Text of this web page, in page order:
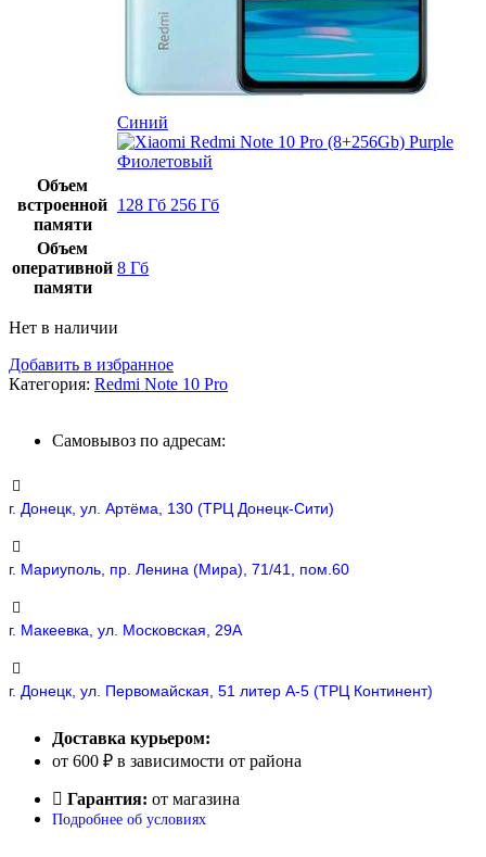
Синий
Фиолетовый
Объем
встроенной
памяти
128 Гб 256 Гб
Объем
оперативной
памяти
8 Гб
Нет в наличии
Добавить в избранное
Категория: Redmi Note 10 Pro
Самовывоз по адресам:
г. Донецк, ул. Артёма, 130 (ТРЦ Донецк-Сити)
г. Мариуполь, пр. Ленина (Мира), 71/41, пом.60
г. Макеевка, ул. Московская, 29А
г. Донецк, ул. Первомайская, 51 литер А-5 (ТРЦ Континент)
Доставка курьером:
от 600 ₽ в зависимости от района
Гарантия: от магазина
Подробнее об условиях